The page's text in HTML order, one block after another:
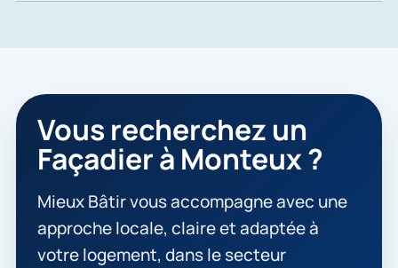
Vous recherchez un
Façadier à Monteux ?
Mieux Bâtir vous accompagne avec une
approche locale, claire et adaptée à
votre logement, dans le secteur